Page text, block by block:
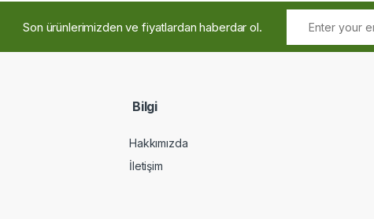
Son ürünlerimizden ve fiyatlardan haberdar ol.
Bilgi
Hakkımızda
İletişim